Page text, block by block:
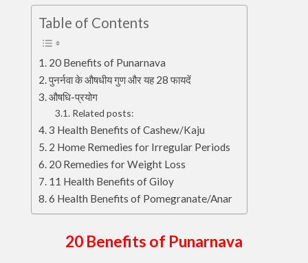
Table of Contents
20 Benefits of Punarnava
पुनर्नवा के औषधीय गुण और यह 28 फायदें
औषधि-प्रयोग
Related posts:
3 Health Benefits of Cashew/Kaju
2 Home Remedies for Irregular Periods
20 Remedies for Weight Loss
11 Health Benefits of Giloy
6 Health Benefits of Pomegranate/Anar
20 Benefits of Punarnava